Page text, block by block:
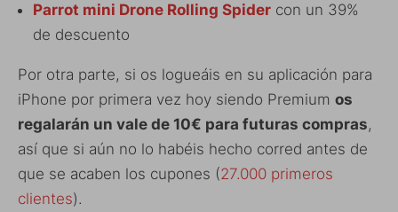
Parrot mini Drone Rolling Spider con un 39%
de descuento
Por otra parte, si os logueáis en su aplicación para
iPhone por primera vez hoy siendo Premium os
regalarán un vale de 10€ para futuras compras,
así que si aún no lo habéis hecho corred antes de
que se acaben los cupones (27.000 primeros
clientes).